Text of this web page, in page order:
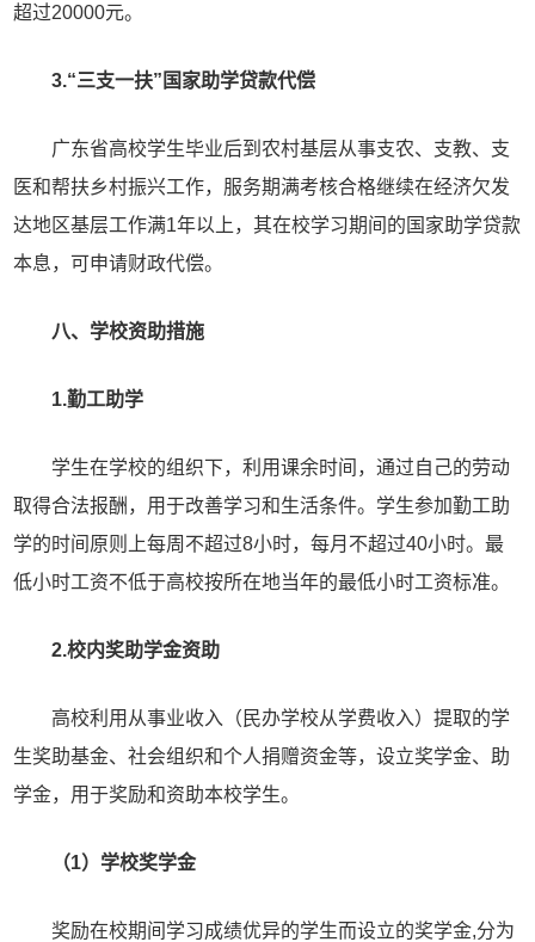
超过20000元。
3.“三支一扶”国家助学贷款代偿
广东省高校学生毕业后到农村基层从事支农、支教、支
医和帮扶乡村振兴工作，服务期满考核合格继续在经济欠发
达地区基层工作满1年以上，其在校学习期间的国家助学贷款
本息，可申请财政代偿。
八、学校资助措施
1.勤工助学
学生在学校的组织下，利用课余时间，通过自己的劳动
取得合法报酬，用于改善学习和生活条件。学生参加勤工助
学的时间原则上每周不超过8小时，每月不超过40小时。最
低小时工资不低于高校按所在地当年的最低小时工资标准。
2.校内奖助学金资助
高校利用从事业收入（民办学校从学费收入）提取的学
生奖助基金、社会组织和个人捐赠资金等，设立奖学金、助
学金，用于奖励和资助本校学生。
（1）学校奖学金
奖励在校期间学习成绩优异的学生而设立的奖学金,分为